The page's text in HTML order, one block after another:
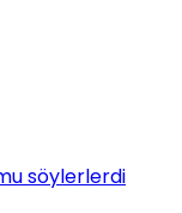
söylerlerdi